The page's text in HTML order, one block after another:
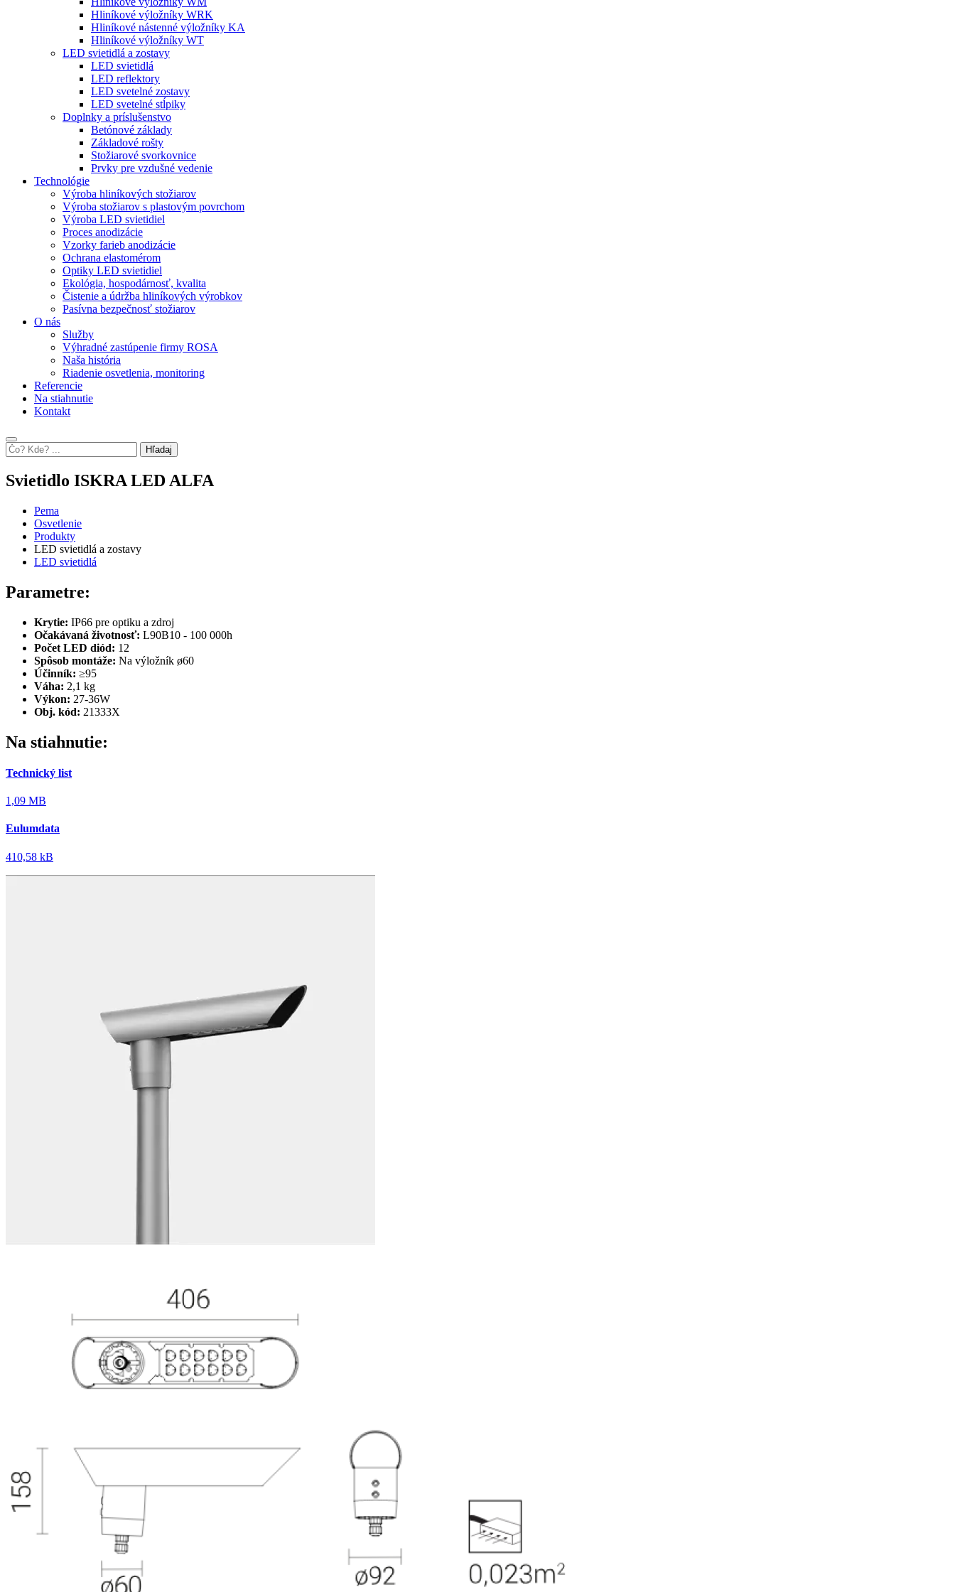
Hliníkové výložníky WRK
Hliníkové nástenné výložníky KA
Hliníkové výložníky WT
LED svietidlá a zostavy
LED svietidlá
LED reflektory
LED svetelné zostavy
LED svetelné stĺpiky
Doplnky a príslušenstvo
Betónové základy
Základové rošty
Stožiarové svorkovnice
Prvky pre vzdušné vedenie
Technológie
Výroba hliníkových stožiarov
Výroba stožiarov s plastovým povrchom
Výroba LED svietidiel
Proces anodizácie
Vzorky farieb anodizácie
Ochrana elastomérom
Optiky LED svietidiel
Ekológia, hospodárnosť, kvalita
Čistenie a údržba hliníkových výrobkov
Pasívna bezpečnosť stožiarov
O nás
Služby
Výhradné zastúpenie firmy ROSA
Naša história
Riadenie osvetlenia, monitoring
Referencie
Na stiahnutie
Kontakt
Hľadaj
Svietidlo ISKRA LED ALFA
Pema
Osvetlenie
Produkty
LED svietidlá a zostavy
LED svietidlá
Parametre:
Krytie: IP66 pre optiku a zdroj
Očakávaná životnosť: L90B10 - 100 000h
Počet LED diód: 12
Spôsob montáže: Na výložník ø60
Účinník: ≥95
Váha: 2,1 kg
Výkon: 27-36W
Obj. kód: 21333X
Na stiahnutie:
Technický list
1,09 MB
Eulumdata
410,58 kB